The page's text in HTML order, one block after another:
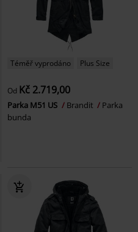
Téměř vyprodáno Plus Size
Od Kč 2.719,00
Parka M51 US Brandit
Parka
bunda